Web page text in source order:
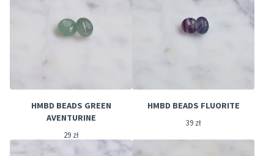
HMBD BEADS GREEN
AVENTURINE
29 zł
HMBD BEADS FLUORITE
39 zł